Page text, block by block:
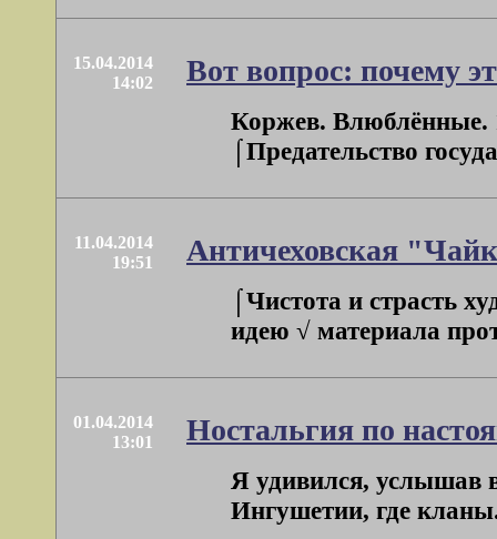
15.04.2014
14:02
Вот вопрос: почему
Коржев. Влюблённые.
⌠Предательство
11.04.2014
19:51
Античеховская
⌠Чистота и страсть
идею √ материала
01.04.2014
13:01
Ностальгия по
Я удивился, услышав
Ингушетии, где